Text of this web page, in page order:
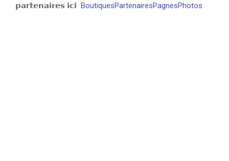
𝗽𝗮𝗿𝘁𝗲𝗻𝗮𝗶𝗿𝗲𝘀 𝗶𝗰𝗶 BoutiquesPartenairesPagnesPhotos